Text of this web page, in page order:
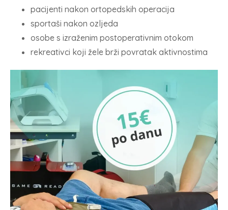
pacijenti nakon ortopedskih operacija
sportaši nakon ozljeda
osobe s izraženim postoperativnim otokom
rekreativci koji žele brži povratak aktivnostima